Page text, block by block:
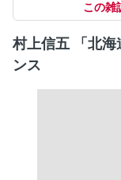
この雑
村上信五 「北海
ンス